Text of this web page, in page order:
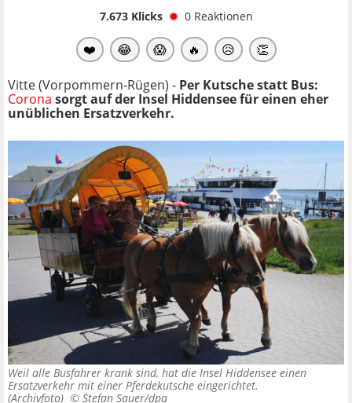
7.673Klicks 0 Reaktionen
❤️ 😂 😱 🔥 😥 👏
Vitte (Vorpommern-Rügen) - Per Kutsche statt Bus:
Corona sorgt auf der Insel Hiddensee für einen eher
unüblichen Ersatzverkehr.
Weil alle Busfahrer krank sind, hat die Insel Hiddensee einen
Ersatzverkehr mit einer Pferdekutsche eingerichtet.
(Archivfoto) © Stefan Sauer/dpa